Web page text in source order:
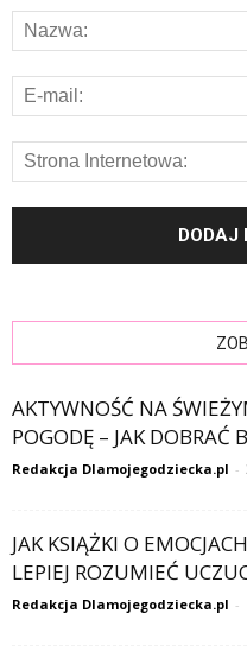
AKTYWNOŚĆ NA
POGODĘ – JAK DOBRAĆ
Redakcja Dlamojegodziecka.pl -
JAK KSIĄŻKI O
LEPIEJ ROZUMIEĆ
Redakcja Dlamojegodziecka.pl -